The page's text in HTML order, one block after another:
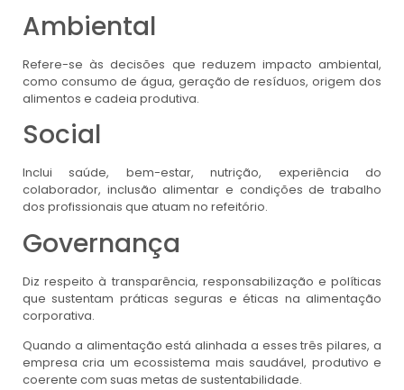
Ambiental
Refere-se às decisões que reduzem impacto ambiental,
como consumo de água, geração de resíduos, origem dos
alimentos e cadeia produtiva.
Social
Inclui saúde, bem-estar, nutrição, experiência do
colaborador, inclusão alimentar e condições de trabalho
dos profissionais que atuam no refeitório.
Governança
Diz respeito à transparência, responsabilização e políticas
que sustentam práticas seguras e éticas na alimentação
corporativa.
Quando a alimentação está alinhada a esses três pilares, a
empresa cria um ecossistema mais saudável, produtivo e
coerente com suas metas de sustentabilidade.